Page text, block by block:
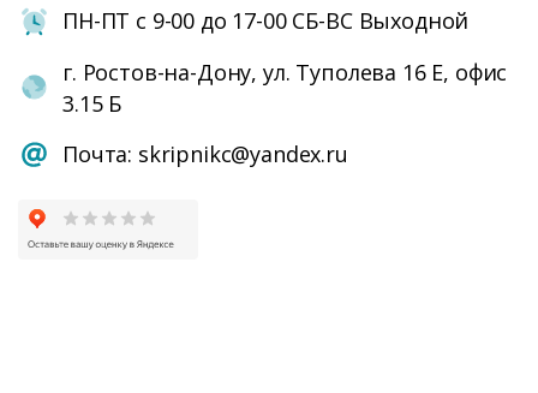
ПН-ПТ с 9-00 до 17-00 СБ-ВС Выходной
г. Ростов-на-Дону, ул. Туполева 16 Е, офис
3.15 Б
Почта: skripnikc@yandex.ru